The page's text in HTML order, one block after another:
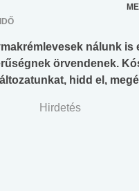
nálunk is
örvendenek.
hidd el,
Hirdetés